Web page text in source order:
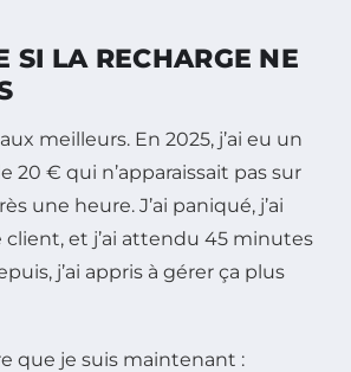
SI LA RECHARGE NE
meilleurs. En 2025, j’ai eu un
20 € qui n’apparaissait pas sur
une heure. J’ai paniqué, j’ai
client, et j’ai attendu 45 minutes
j’ai appris à gérer ça plus
que je suis maintenant :